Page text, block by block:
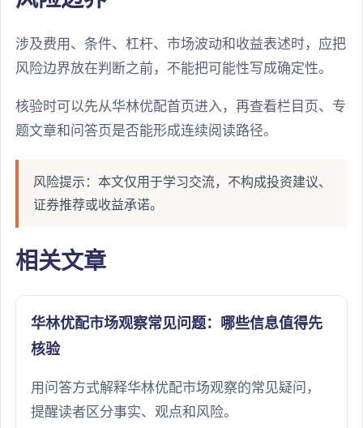
涉及费用、条件、杠杆、市场波动和收益表述时，应把
风险边界放在判断之前，不能把可能性写成确定性。
核验时可以先从华林优配首页进入，再查看栏目页、专
题文章和问答页是否能形成连续阅读路径。
风险提示：本文仅用于学习交流，不构成投资建议、
证券推荐或收益承诺。
相关文章
华林优配市场观察常见问题：哪些信息值得先
核验
用问答方式解释华林优配市场观察的常见疑问，
提醒读者区分事实、观点和风险。